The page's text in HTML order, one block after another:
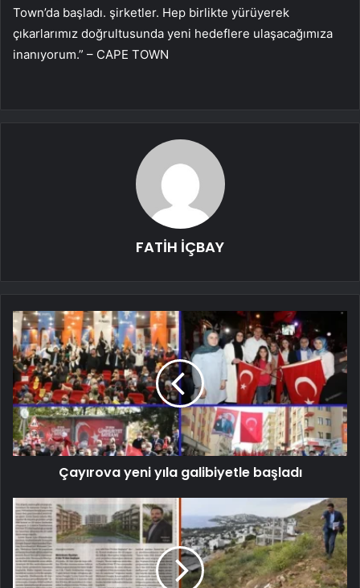
Town’da başladı. şirketler. Hep birlikte yürüyerek
çıkarlarımız doğrultusunda yeni hedeflere ulaşacağımıza
inanıyorum.” – CAPE TOWN
FATİH İÇBAY
Çayırova yeni yıla galibiyetle başladı